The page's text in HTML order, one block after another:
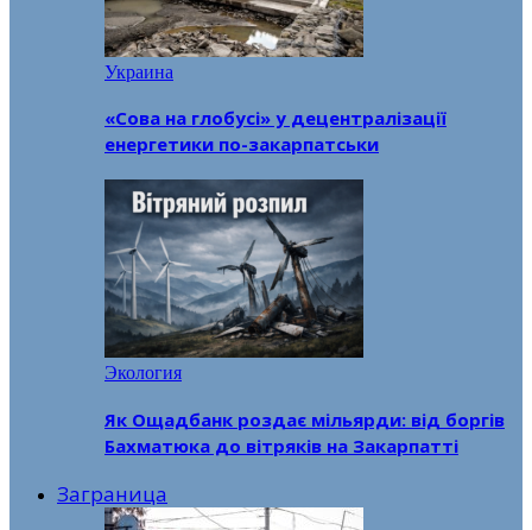
Украина
«Сова на глобусі» у децентралізації
енергетики по-закарпатськи
Экология
Як Ощадбанк роздає мільярди: від боргів
Бахматюка до вітряків на Закарпатті
Заграница